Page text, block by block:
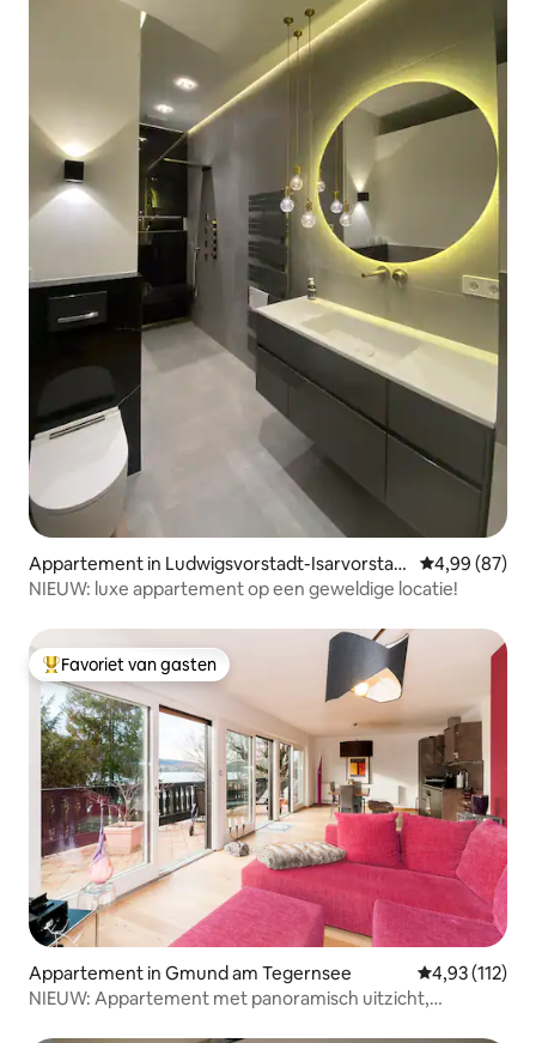
Appartement in Ludwigsvorstadt-Isarvorstad
t
Gemiddelde
4,99 (87)
NIEUW: luxe appartement op een geweldige locatie!
Topfavoriet van gasten
Favoriet van gasten
Appartement in Gmund am Tegernsee Gemiddelde
4,93 (112)
NIEUW: Appartement met panoramisch uitzicht,